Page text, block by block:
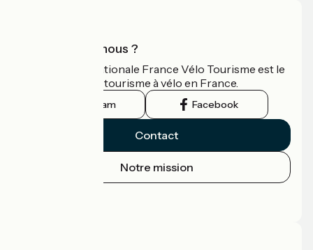
Qui sommes-nous ?
L'association nationale France Vélo Tourisme est le
guide officiel du tourisme à vélo en France.
Instagram Facebook
Contact
Notre mission